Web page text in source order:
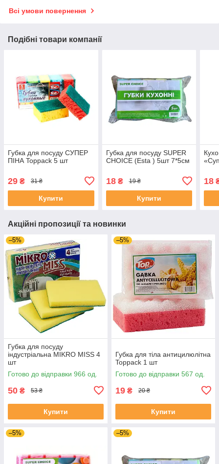
Всі умови повернення
Подібні товари компанії
Губка для посуду СУПЕР
ПІНА Toppack 5 шт
29 ₴ 31 ₴
Купити
Губка для посуду SUPER
CHOICE (Esta ) 5шт 7*5см
18₴ 19 ₴
Купити
18
Акційні пропозиції та новинки
–5%
Губка для посуду
індустріальна MIKRO MISS 4
шт
Готово до відправки 966 од.
50 ₴ 53 ₴
Купити
–5%
Губка для тіла антицилюлітна
Toppack 1 шт
Готово до відправки 567 од.
19 ₴ 20 ₴
Купити
–5% –5%